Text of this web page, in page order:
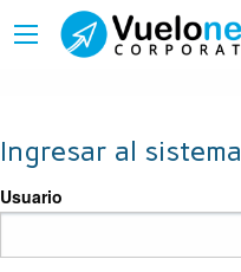
Ingresar al sistema
Usuario